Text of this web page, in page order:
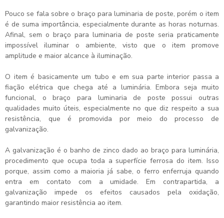
Pouco se fala sobre o braço para luminaria de poste, porém o item
é de suma importância, especialmente durante as horas noturnas.
Afinal, sem o braço para luminaria de poste seria praticamente
impossível iluminar o ambiente, visto que o item promove
amplitude e maior alcance à iluminação.
O item é basicamente um tubo e em sua parte interior passa a
fiação elétrica que chega até a luminária. Embora seja muito
funcional, obraço para luminaria de poste possui outras
qualidades muito úteis, especialmente no que diz respeito a sua
resistência, que é promovida por meio do processo de
galvanização.
A galvanização é o banho de zinco dado ao braço para luminária,
procedimento que ocupa toda a superfície ferrosa do item. Isso
porque, assim como a maioria já sabe, o ferro enferruja quando
entra em contato com a umidade. Em contrapartida, a
galvanização impede os efeitos causados pela oxidação,
garantindo maior resistência ao item.